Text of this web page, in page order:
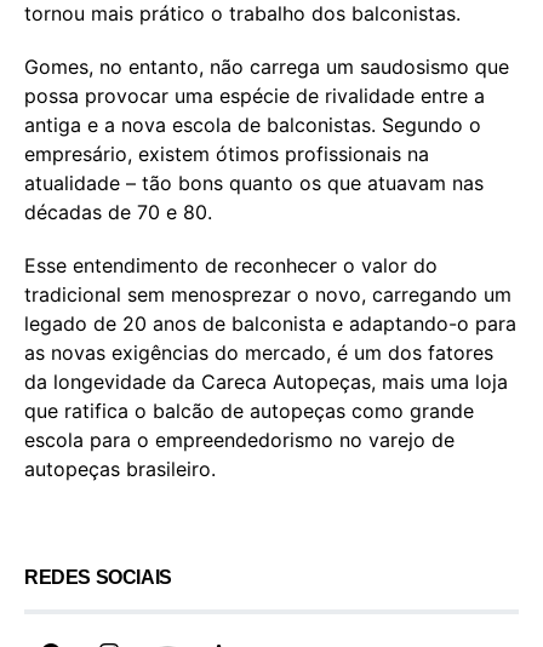
tornou mais prático o trabalho dos balconistas.
Gomes, no entanto, não carrega um saudosismo que
possa provocar uma espécie de rivalidade entre a
antiga e a nova escola de balconistas. Segundo o
empresário, existem ótimos profissionais na
atualidade – tão bons quanto os que atuavam nas
décadas de 70 e 80.
Esse entendimento de reconhecer o valor do
tradicional sem menosprezar o novo, carregando um
legado de 20 anos de balconista e adaptando-o para
as novas exigências do mercado, é um dos fatores
da longevidade da Careca Autopeças, mais uma loja
que ratifica o balcão de autopeças como grande
escola para o empreendedorismo no varejo de
autopeças brasileiro.
REDES SOCIAIS